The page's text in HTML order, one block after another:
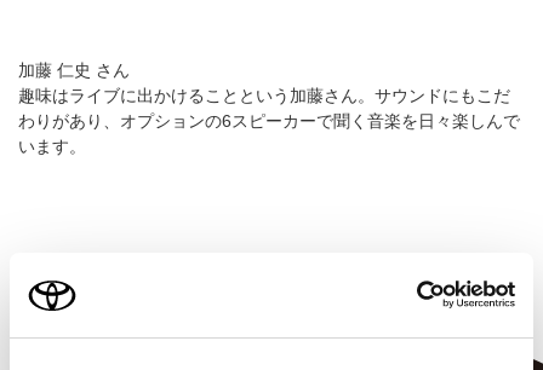
加藤 仁史 さん
趣味はライブに出かけることという加藤さん。サウンドにもこだ
わりがあり、オプションの6スピーカーで聞く音楽を日々楽しんで
います。